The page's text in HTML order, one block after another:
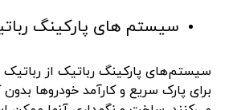
سیستم های پارکینگ
سیستم‌های پارکینگ رباتیک از رباتیک
برای پارک سریع و کارآمد خودروها